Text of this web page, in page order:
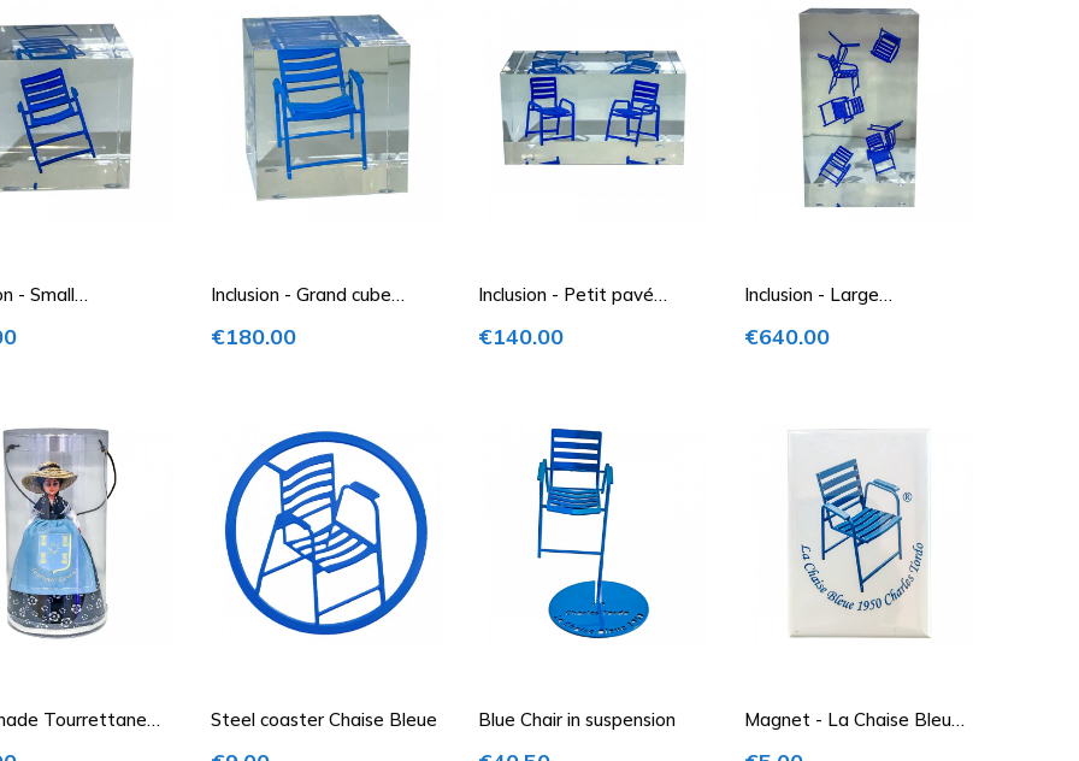
- Small
Inclusion - Grand cube
Price
€180.00
Inclusion - Petit pavé
Price
€140.00
Inclusion - Large
Blue...
Price
€640.00
Tourrettane
Steel coaster Chaise Bleue
Price
Blue Chair in suspension
Price
Magnet - La Chaise Bleue
Price